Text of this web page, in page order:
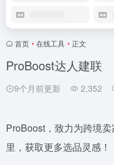
首页 • 在线工具 • 正文
ProBoost达人建联
9个月前更新 2,352
ProBoost，致力为跨境
里，获取更多选品灵感！